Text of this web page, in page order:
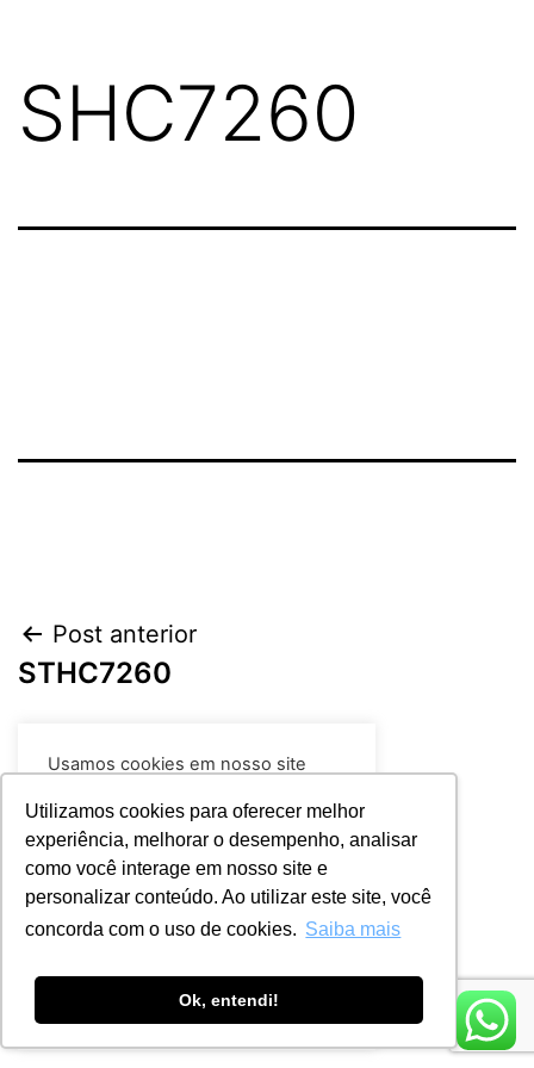
Utilizamos cookies para oferecer melhor
experiência, melhorar o desempenho, analisar
como você interage em nosso site e
personalizar conteúdo. Ao utilizar este site, você
concorda com o uso de cookies. Saiba mais
Ok, entendi!
SHC7260
Post anterior
STHC7260
SGF4950
Usamos cookies em nosso site
relevante, lembrando suas
preferências e visitas repetidas. Ao
clicar em “Aceitar todos”, você
concorda com o uso de TODOS os
cookies.Leia mais